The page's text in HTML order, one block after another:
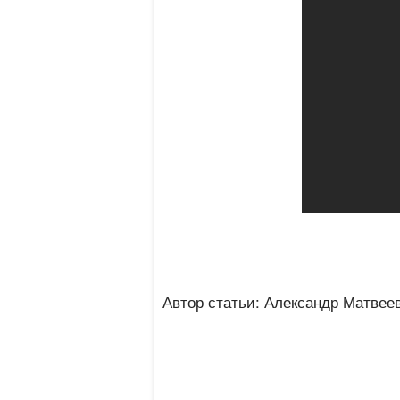
Автор статьи: Александр